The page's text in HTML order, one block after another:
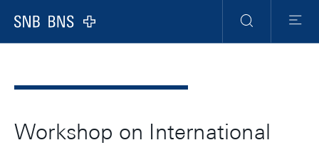
Logo
Navigation
Suche Menu
Workshop on International